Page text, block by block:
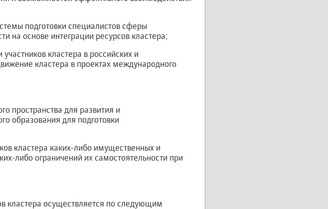
подготовки специалистов сферы
на основе интеграции ресурсов кластера;
кластера в российских и
кластера в проектах международного
пространства для развития и
образования для подготовки
кластера каких-либо имущественных и
либо ограничений их самостоятельности при
кластера осуществляется по следующим